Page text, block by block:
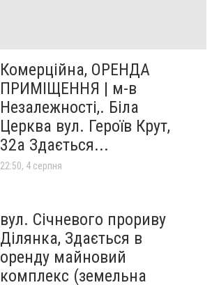
Комерційна, ОРЕНДА
ПРИМІЩЕННЯ | м-в
Незалежності,. Біла
Церква вул. Героїв Крут,
32а Здається...
22:50, 4 серпня
вул. Січневого прориву
Ділянка, Здається в
оренду майновий
комплекс (земельна